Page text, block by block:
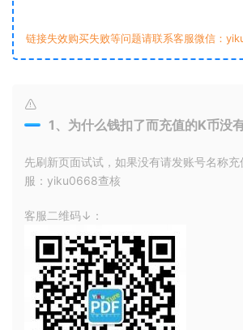
链接失效购买失败等问题请联系客服微信：
1、为什么钱扣了而充值的K币没
先刷新页面试试，如果没有请发账号名称
服：yiku0668查核
客服二维码↓：